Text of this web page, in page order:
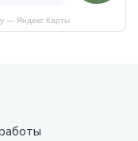
— Яндекс Карты